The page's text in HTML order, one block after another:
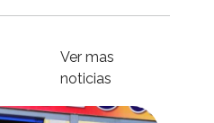
Ver mas
noticias